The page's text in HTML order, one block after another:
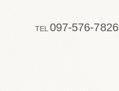
TEL 097-576-7826